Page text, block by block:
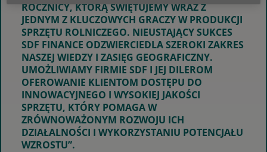
ROCZNICY, KTÓRĄ ŚWIĘTUJEMY WRAZ Z
JEDNYM Z KLUCZOWYCH GRACZY W PRODUKCJI
SPRZĘTU ROLNICZEGO. NIEUSTAJĄCY SUKCES
SDF FINANCE ODZWIERCIEDLA SZEROKI ZAKRES
NASZEJ WIEDZY I ZASIĘG GEOGRAFICZNY.
UMOŻLIWIAMY FIRMIE SDF I JEJ DILEROM
OFEROWANIE KLIENTOM DOSTĘPU DO
INNOWACYJNEGO I WYSOKIEJ JAKOŚCI
SPRZĘTU, KTÓRY POMAGA W
ZRÓWNOWAŻONYM ROZWOJU ICH
DZIAŁALNOŚCI I WYKORZYSTANIU POTENCJAŁU
WZROSTU”.